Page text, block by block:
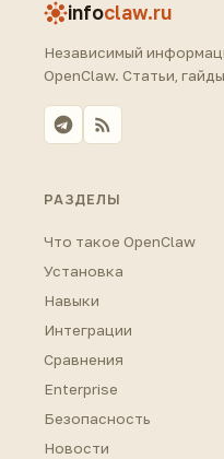
infoclaw.ru
Независимый
OpenClaw. Статьи,
РАЗДЕЛЫ
Что такое OpenClaw
Установка
Навыки
Интеграции
Сравнения
Enterprise
Безопасность
Новости